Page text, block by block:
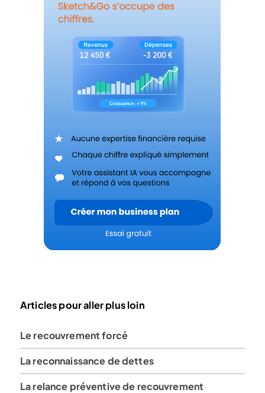
Articles pour aller plus loin
Le recouvrement forcé
La reconnaissance de dettes
La relance préventive de recouvrement